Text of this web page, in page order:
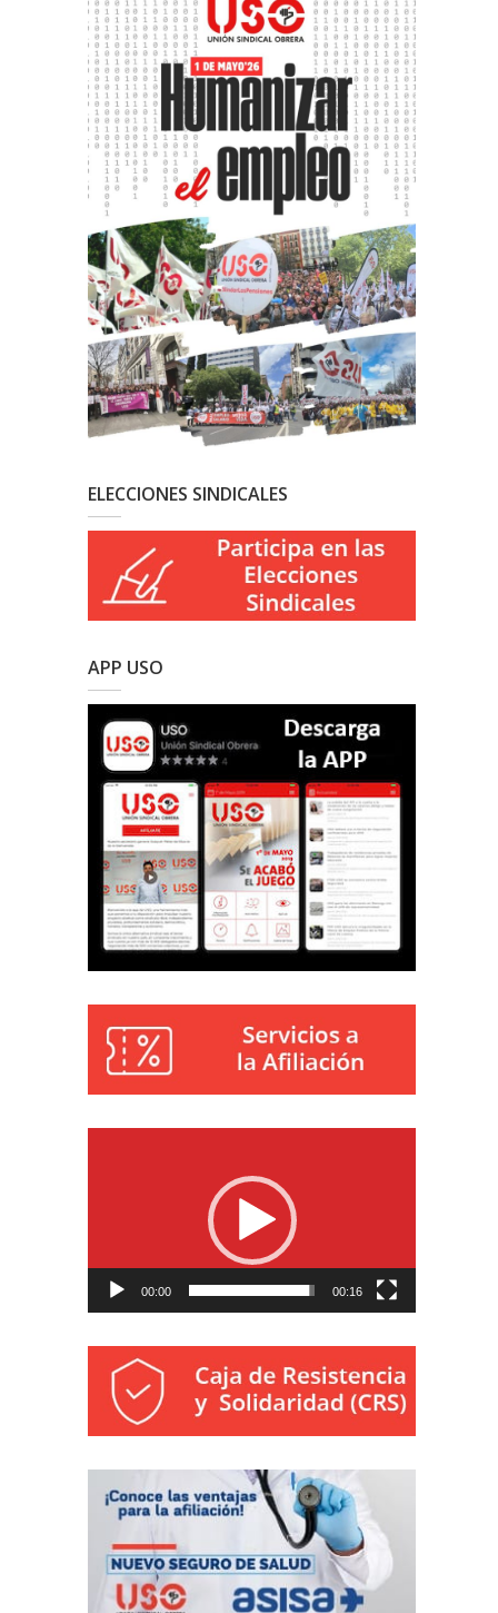
ELECCIONES SINDICALES
APP USO
00:00 00:16